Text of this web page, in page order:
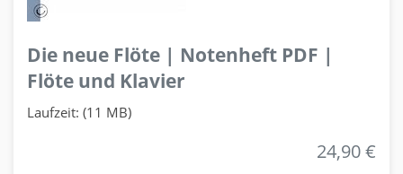
Die neue Flöte | Notenheft PDF |
Flöte und Klavier
Laufzeit: (11 MB)
24,90 €